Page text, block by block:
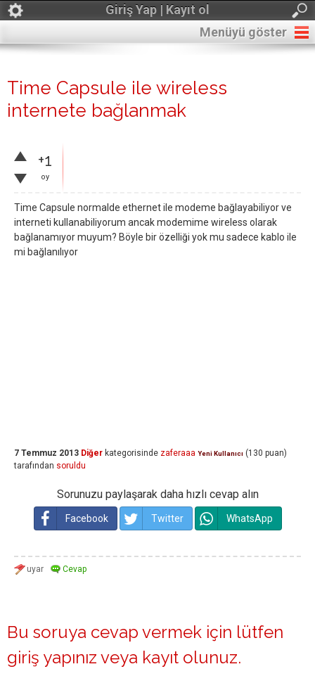
Giriş Yap | Kayıt ol
Menüyü göster
Time Capsule ile wireless
internete bağlanmak
+1
oy
Time Capsule normalde ethernet ile modeme bağlayabiliyor ve
interneti kullanabiliyorum ancak modemime wireless olarak
bağlanamıyor muyum? Böyle bir özelliği yok mu sadece kablo ile
mi bağlanılıyor
7 Temmuz 2013 Diğer kategorisinde zaferaaa Yeni Kullanıcı (130 puan)
tarafından soruldu
Sorunuzu paylaşarak daha hızlı cevap alın
Facebook Twitter WhatsApp
Bu soruya cevap vermek için lütfen
giriş yapınız veya kayıt olunuz.